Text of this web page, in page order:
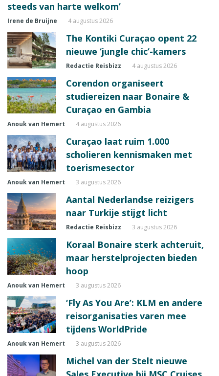
steeds van harte welkom’
Irene de Bruijne 4 augustus 2026
The Kontiki Curaçao opent 22
nieuwe ‘jungle chic’-kamers
Redactie Reisbizz 4 augustus 2026
Corendon organiseert
studiereizen naar Bonaire &
Curaçao en Gambia
Anouk van Hemert 4 augustus 2026
Curaçao laat ruim 1.000
scholieren kennismaken met
toerismesector
Anouk van Hemert 3 augustus 2026
Aantal Nederlandse reizigers
naar Turkije stijgt licht
Redactie Reisbizz 3 augustus 2026
Koraal Bonaire sterk achteruit,
maar herstelprojecten bieden
hoop
Anouk van Hemert 3 augustus 2026
‘Fly As You Are’: KLM en andere
reisorganisaties varen mee
tijdens WorldPride
Anouk van Hemert 3 augustus 2026
Michel van der Stelt nieuwe